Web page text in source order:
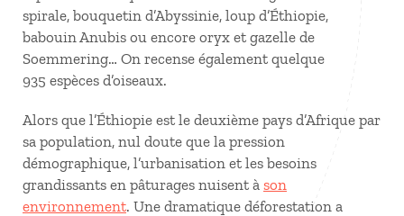
spirale, bouquetin d’Abyssinie, loup d’Éthiopie,
babouin Anubis ou encore oryx et gazelle de
Soemmering… On recense également quelque
935 espèces d’oiseaux.
Alors que l’Éthiopie est le deuxième pays d’Afrique par
sa population, nul doute que la pression
démographique, l’urbanisation et les besoins
grandissants en pâturages nuisent à son
environnement. Une dramatique déforestation a